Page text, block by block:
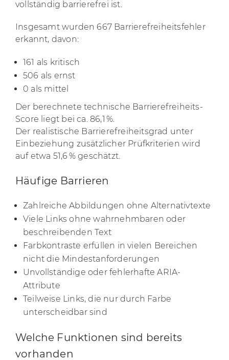
vollständig barrierefrei ist.
Insgesamt wurden 667 Barrierefreiheitsfehler
erkannt, davon:
161 als kritisch
506 als ernst
0 als mittel
Der berechnete technische Barrierefreiheits-
Score liegt bei ca. 86,1 %.
Der realistische Barrierefreiheitsgrad unter
Einbeziehung zusätzlicher Prüfkriterien wird
auf etwa 51,6 % geschätzt.
Häufige Barrieren
Zahlreiche Abbildungen ohne Alternativtexte
Viele Links ohne wahrnehmbaren oder
beschreibenden Text
Farbkontraste erfüllen in vielen Bereichen
nicht die Mindestanforderungen
Unvollständige oder fehlerhafte ARIA-
Attribute
Teilweise Links, die nur durch Farbe
unterscheidbar sind
Welche Funktionen sind bereits
vorhanden